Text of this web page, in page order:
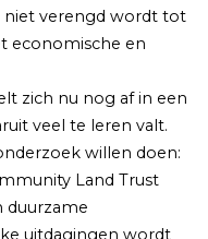
niet verengd wordt tot
economische en
zich nu nog af in een
veel te leren valt.
willen doen:
Land Trust
duurzame
uitdagingen wordt